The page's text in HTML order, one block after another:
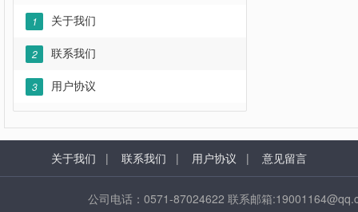
1 关于我们
2 联系我们
3 用户协议
关于我们 | 联系我们 | 用户协议 | 意见留言
公司电话：0571-87024622 联系邮箱